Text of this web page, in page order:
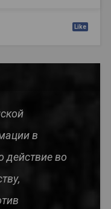
Like
в
действие во